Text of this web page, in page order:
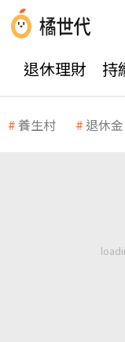
退休理財 持
養生村 退休金